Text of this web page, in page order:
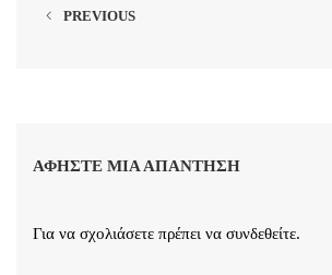
PREVIOUS
ΑΦΉΣΤΕ ΜΙΑ ΑΠΆΝΤΗΣΗ
Για να σχολιάσετε πρέπει να συνδεθείτε.